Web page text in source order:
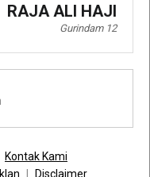
RAJA ALI HAJI
Gurindam 12
Kontak Kami
Disclaimer